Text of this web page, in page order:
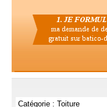
Catégorie : Toiture